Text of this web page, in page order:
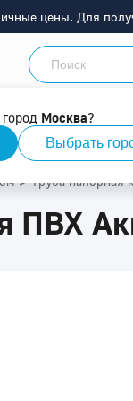
цены. Для
Москва?
Выбрать
О
> Труба напорная
ПВХ